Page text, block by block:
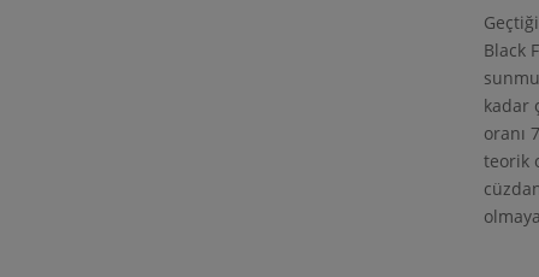
Black
kadar
oranı
teorik